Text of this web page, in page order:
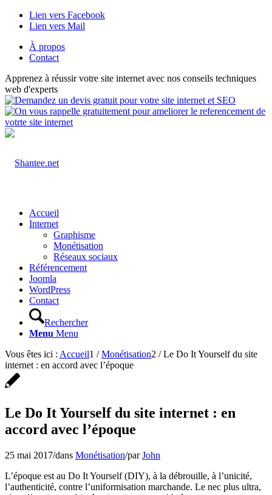
Lien vers Facebook
Lien vers Mail
À propos
Contact
Apprenez à réussir votre site internet avec nos conseils techniques
web d'experts
Accueil
Internet
Graphisme
Monétisation
Réseaux sociaux
Référencement
Joomla
WordPress
Contact
Rechercher
Menu Menu
Vous êtes ici : Accueil1 / Monétisation2 / Le Do It Yourself du site
internet : en accord avec l’époque
Le Do It Yourself du site internet : en
accord avec l’époque
25 mai 2017/dans Monétisation/parJohn
L’époque est au Do It Yourself (DIY), à la débrouille, à l’unicité,
l’authenticité, contre l’uniformisation marchande. Le nec plus ultra,